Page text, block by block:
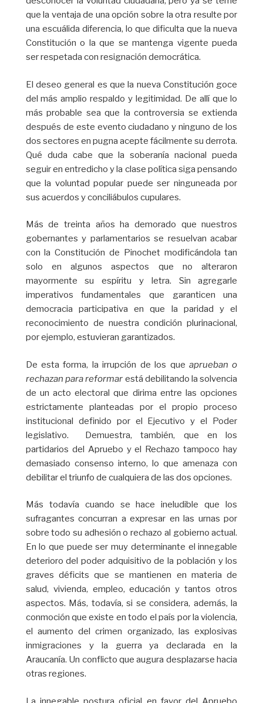
que la ventaja de una opción sobre la otra resulte por
una escuálida diferencia, lo que dificulta que la nueva
Constitución o la que se mantenga vigente pueda
ser respetada con resignación democrática.
El deseo general es que la nueva Constitución goce
del más amplio respaldo y legitimidad. De allí que lo
más probable sea que la controversia se extienda
después de este evento ciudadano y ninguno de los
dos sectores en pugna acepte fácilmente su derrota.
Qué duda cabe que la soberanía nacional pueda
seguir en entredicho y la clase política siga pensando
que la voluntad popular puede ser ninguneada por
sus acuerdos y conciliábulos cupulares.
Más de treinta años ha demorado que nuestros
gobernantes y parlamentarios se resuelvan acabar
con la Constitución de Pinochet modificándola tan
solo en algunos aspectos que no alteraron
mayormente su espíritu y letra. Sin agregarle
imperativos fundamentales que garanticen una
democracia participativa en que la paridad y el
reconocimiento de nuestra condición plurinacional,
por ejemplo, estuvieran garantizados.
De esta forma, la irrupción de los que aprueban o
rechazan para reformar está debilitando la solvencia
de un acto electoral que dirima entre las opciones
estrictamente planteadas por el propio proceso
institucional definido por el Ejecutivo y el Poder
legislativo. Demuestra, también, que en los
partidarios del Apruebo y el Rechazo tampoco hay
demasiado consenso interno, lo que amenaza con
debilitar el triunfo de cualquiera de las dos opciones.
Más todavía cuando se hace ineludible que los
sufragantes concurran a expresar en las urnas por
sobre todo su adhesión o rechazo al gobierno actual.
En lo que puede ser muy determinante el innegable
deterioro del poder adquisitivo de la población y los
graves déficits que se mantienen en materia de
salud, vivienda, empleo, educación y tantos otros
aspectos. Más, todavía, si se considera, además, la
conmoción que existe en todo el país por la violencia,
el aumento del crimen organizado, las explosivas
inmigraciones y la guerra ya declarada en la
Araucanía. Un conflicto que augura desplazarse hacia
otras regiones.